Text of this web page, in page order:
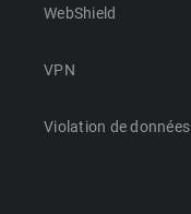
WebShield
VPN
Violation de données